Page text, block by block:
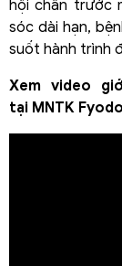
hội chẩn trước
sóc dài hạn,
suốt hành trình
Xem video
tại MNTK